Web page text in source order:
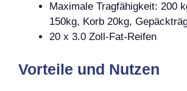
Maximale Tragfähigkeit: 200
150kg, Korb 20kg,
20 x 3.0 Zoll-Fat-Reifen
Vorteile und Nutzen